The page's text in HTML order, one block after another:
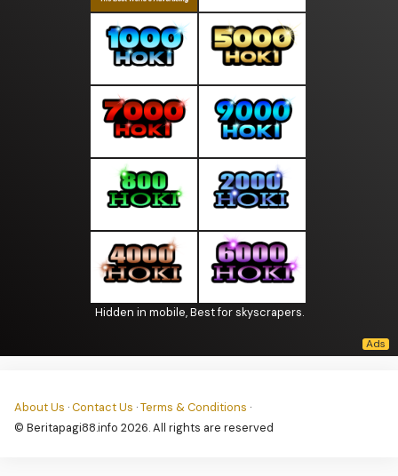
Hidden in mobile, Best for skyscrapers.
About Us ·Contact Us ·Terms & Conditions ·
© Beritapagi88.info 2026. All rights are reserved